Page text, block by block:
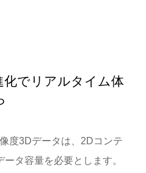
化でリアルタイム体
度3Dデータは、2Dコンテ
タ容量を必要とします。